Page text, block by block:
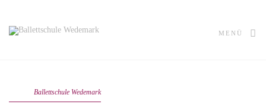
MENÜ
Ballettschule Wedemark